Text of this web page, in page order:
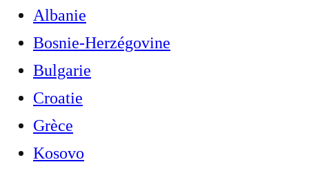
Albanie
Bosnie-Herzégovine
Bulgarie
Croatie
Grèce
Kosovo